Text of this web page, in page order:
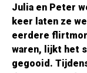
Julia en Peter
keer laten ze
eerdere
waren, lijkt het
gegooid.